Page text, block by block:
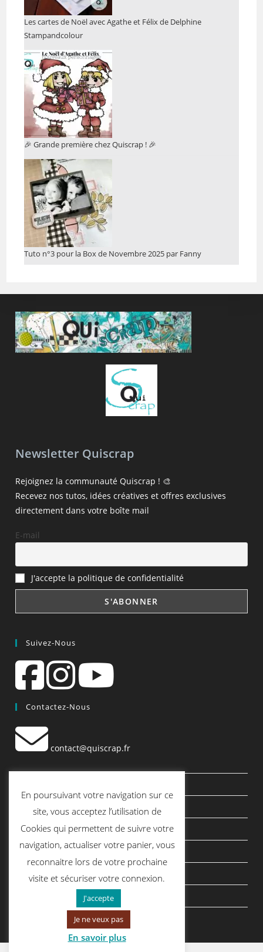
Les cartes de Noël avec Agathe et Félix de Delphine
Stampandcolour
🎉 Grande première chez Quiscrap ! 🎉
Tuto n°3 pour la Box de Novembre 2025 par Fanny
Newsletter Quiscrap
Rejoignez la communauté Quiscrap ! 🎨
Recevez nos tutos, idées créatives et offres exclusives
directement dans votre boîte mail
E-mail
J'accepte la politique de confidentialité
Suivez-Nous
Contactez-Nous
contact@quiscrap.fr
Le Blog
Conditions générales de vente
Mentions légales
Politique de confidentialité
politique de cookies
En poursuivant votre navigation sur ce
site, vous acceptez l’utilisation de
Cookies qui permettent de suivre votre
navigation, actualiser votre panier, vous
reconnaitre lors de votre prochaine
visite et sécuriser votre connexion.
J'accepte
Je ne veux pas
En savoir plus